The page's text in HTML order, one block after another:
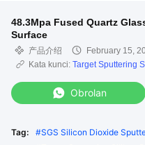
48.3Mpa Fused Quartz
Surface
产品介绍
February 15,
Kata kunci: Target Sputtering
Obrolan
Tag: #SGS Silicon Dioxide